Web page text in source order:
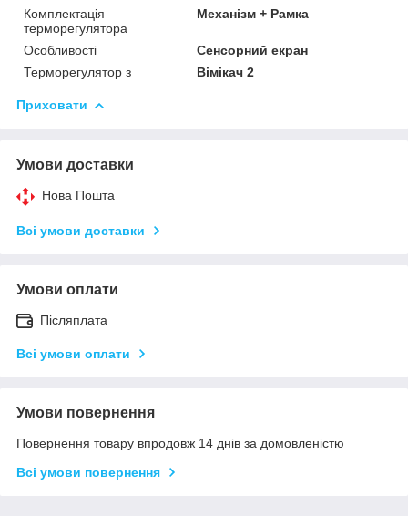
Комплектація
терморегулятора
Механізм + Рамка
Особливості
Сенсорний екран
Терморегулятор з
Вімікач 2
Приховати
Умови доставки
Нова Пошта
Всі умови доставки
Умови оплати
Післяплата
Всі умови оплати
Умови повернення
Повернення товару впродовж 14 днів за домовленістю
Всі умови повернення